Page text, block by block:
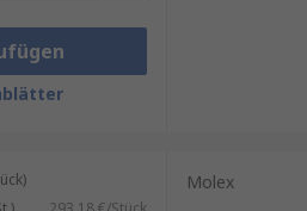
Arten von
Signalen.
und andere Komponenten
und Systemen unerlässlich.
Molex